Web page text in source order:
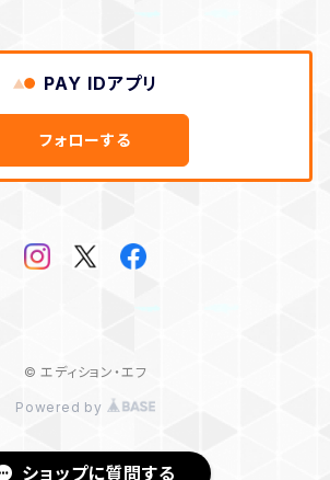
PAY IDアプリ
フォローする
© エディション・エフ
Powered by
ショップに質問する